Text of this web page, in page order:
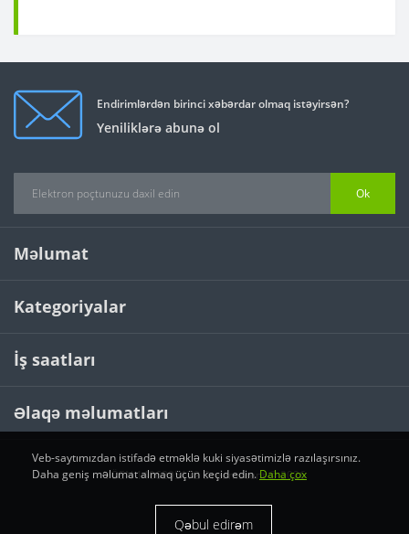
Endirimlərdən birinci xəbərdar olmaq istəyirsən?
Yeniliklərə abunə ol
Ok
Məlumat
Kategoriyalar
İş saatları
Əlaqə məlumatları
VÖEN 1406295172 Dreamscent © 2026
Veb-saytımızdan istifadə etməklə kuki siyasətimizlə razılaşırsınız.
Daha geniş məlumat almaq üçün keçid edin.Daha çox
Qəbul edirəm